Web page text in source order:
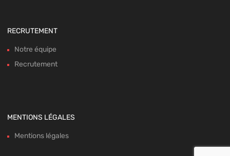
RECRUTEMENT
Notre équipe
Recrutement
MENTIONS LÉGALES
Mentions légales